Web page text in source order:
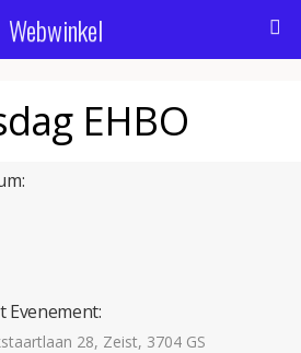
Webwinkel
EHBO
Evenement:
28, Zeist, 3704 GS